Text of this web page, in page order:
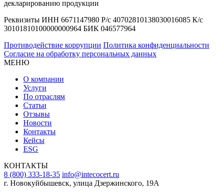
декларированию продукции
Реквизиты ИНН 6671147980 Р/с 40702810138030016085 К/с
30101810100000000964 БИК 046577964
Противодействие коррупции Политика конфиденциальности
Согласие на обработку персональных данных
МЕНЮ
О компании
Услуги
По отраслям
Статьи
Отзывы
Новости
Контакты
Кейсы
ESG
КОНТАКТЫ
8 (800) 333-18-35 info@intecocert.ru
г. Новокуйбышевск, улица Дзержинского, 19А